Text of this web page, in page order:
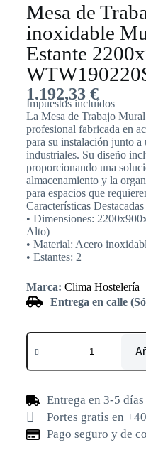
Mesa de
inoxidable
Estante
1.192,33 €
Impuestos incluídos
La Mesa de Trabajo
profesional fabricada en
para su instalación junto a
industriales. Su diseño
proporcionando una
almacenamiento y la
para espacios que
Características Destacadas
• Dimensiones:
Alto)
• Material: Acero
• Estantes: 2
Marca: Clima Hostelería
Entrega en calle
Entrega en 3-5
Portes gratis en
Pago seguro y de